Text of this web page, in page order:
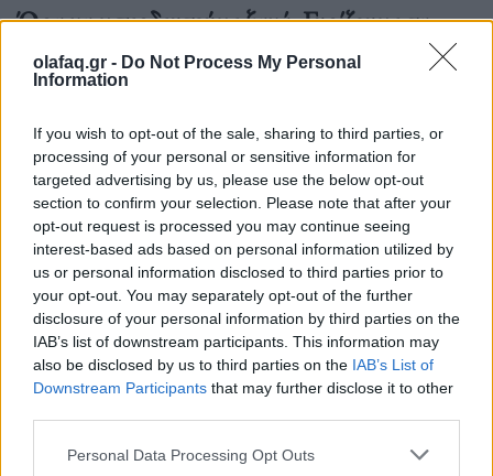
olafaq.gr - Do Not Process My Personal
Information
If you wish to opt-out of the sale, sharing to third parties, or
processing of your personal or sensitive information for
targeted advertising by us, please use the below opt-out
section to confirm your selection. Please note that after your
opt-out request is processed you may continue seeing
interest-based ads based on personal information utilized by
us or personal information disclosed to third parties prior to
your opt-out. You may separately opt-out of the further
disclosure of your personal information by third parties on the
IAB’s list of downstream participants. This information may
also be disclosed by us to third parties on the IAB’s List of
Downstream Participants that may further disclose it to other
Personal Data Processing Opt Outs
Ώρα να μπερδευτούμε ξανά: Γυρίζουμε τα
ρολόγια μία ώρα πίσω γιατί… έτσι συνηθίσαμε
16.10.25
Την Κυριακή 26 Οκτωβρίου, στις 04:00 τα ξημερώματα, θα
ξαναζήσουμε το πιο παράλογο ευρωπαϊκό ραντεβού με τον
χρόνο: θα γυρίσουμε τα ρολόγια μας πίσω μία ώρα, για να
"εξοικονομήσουμε ενέργεια".